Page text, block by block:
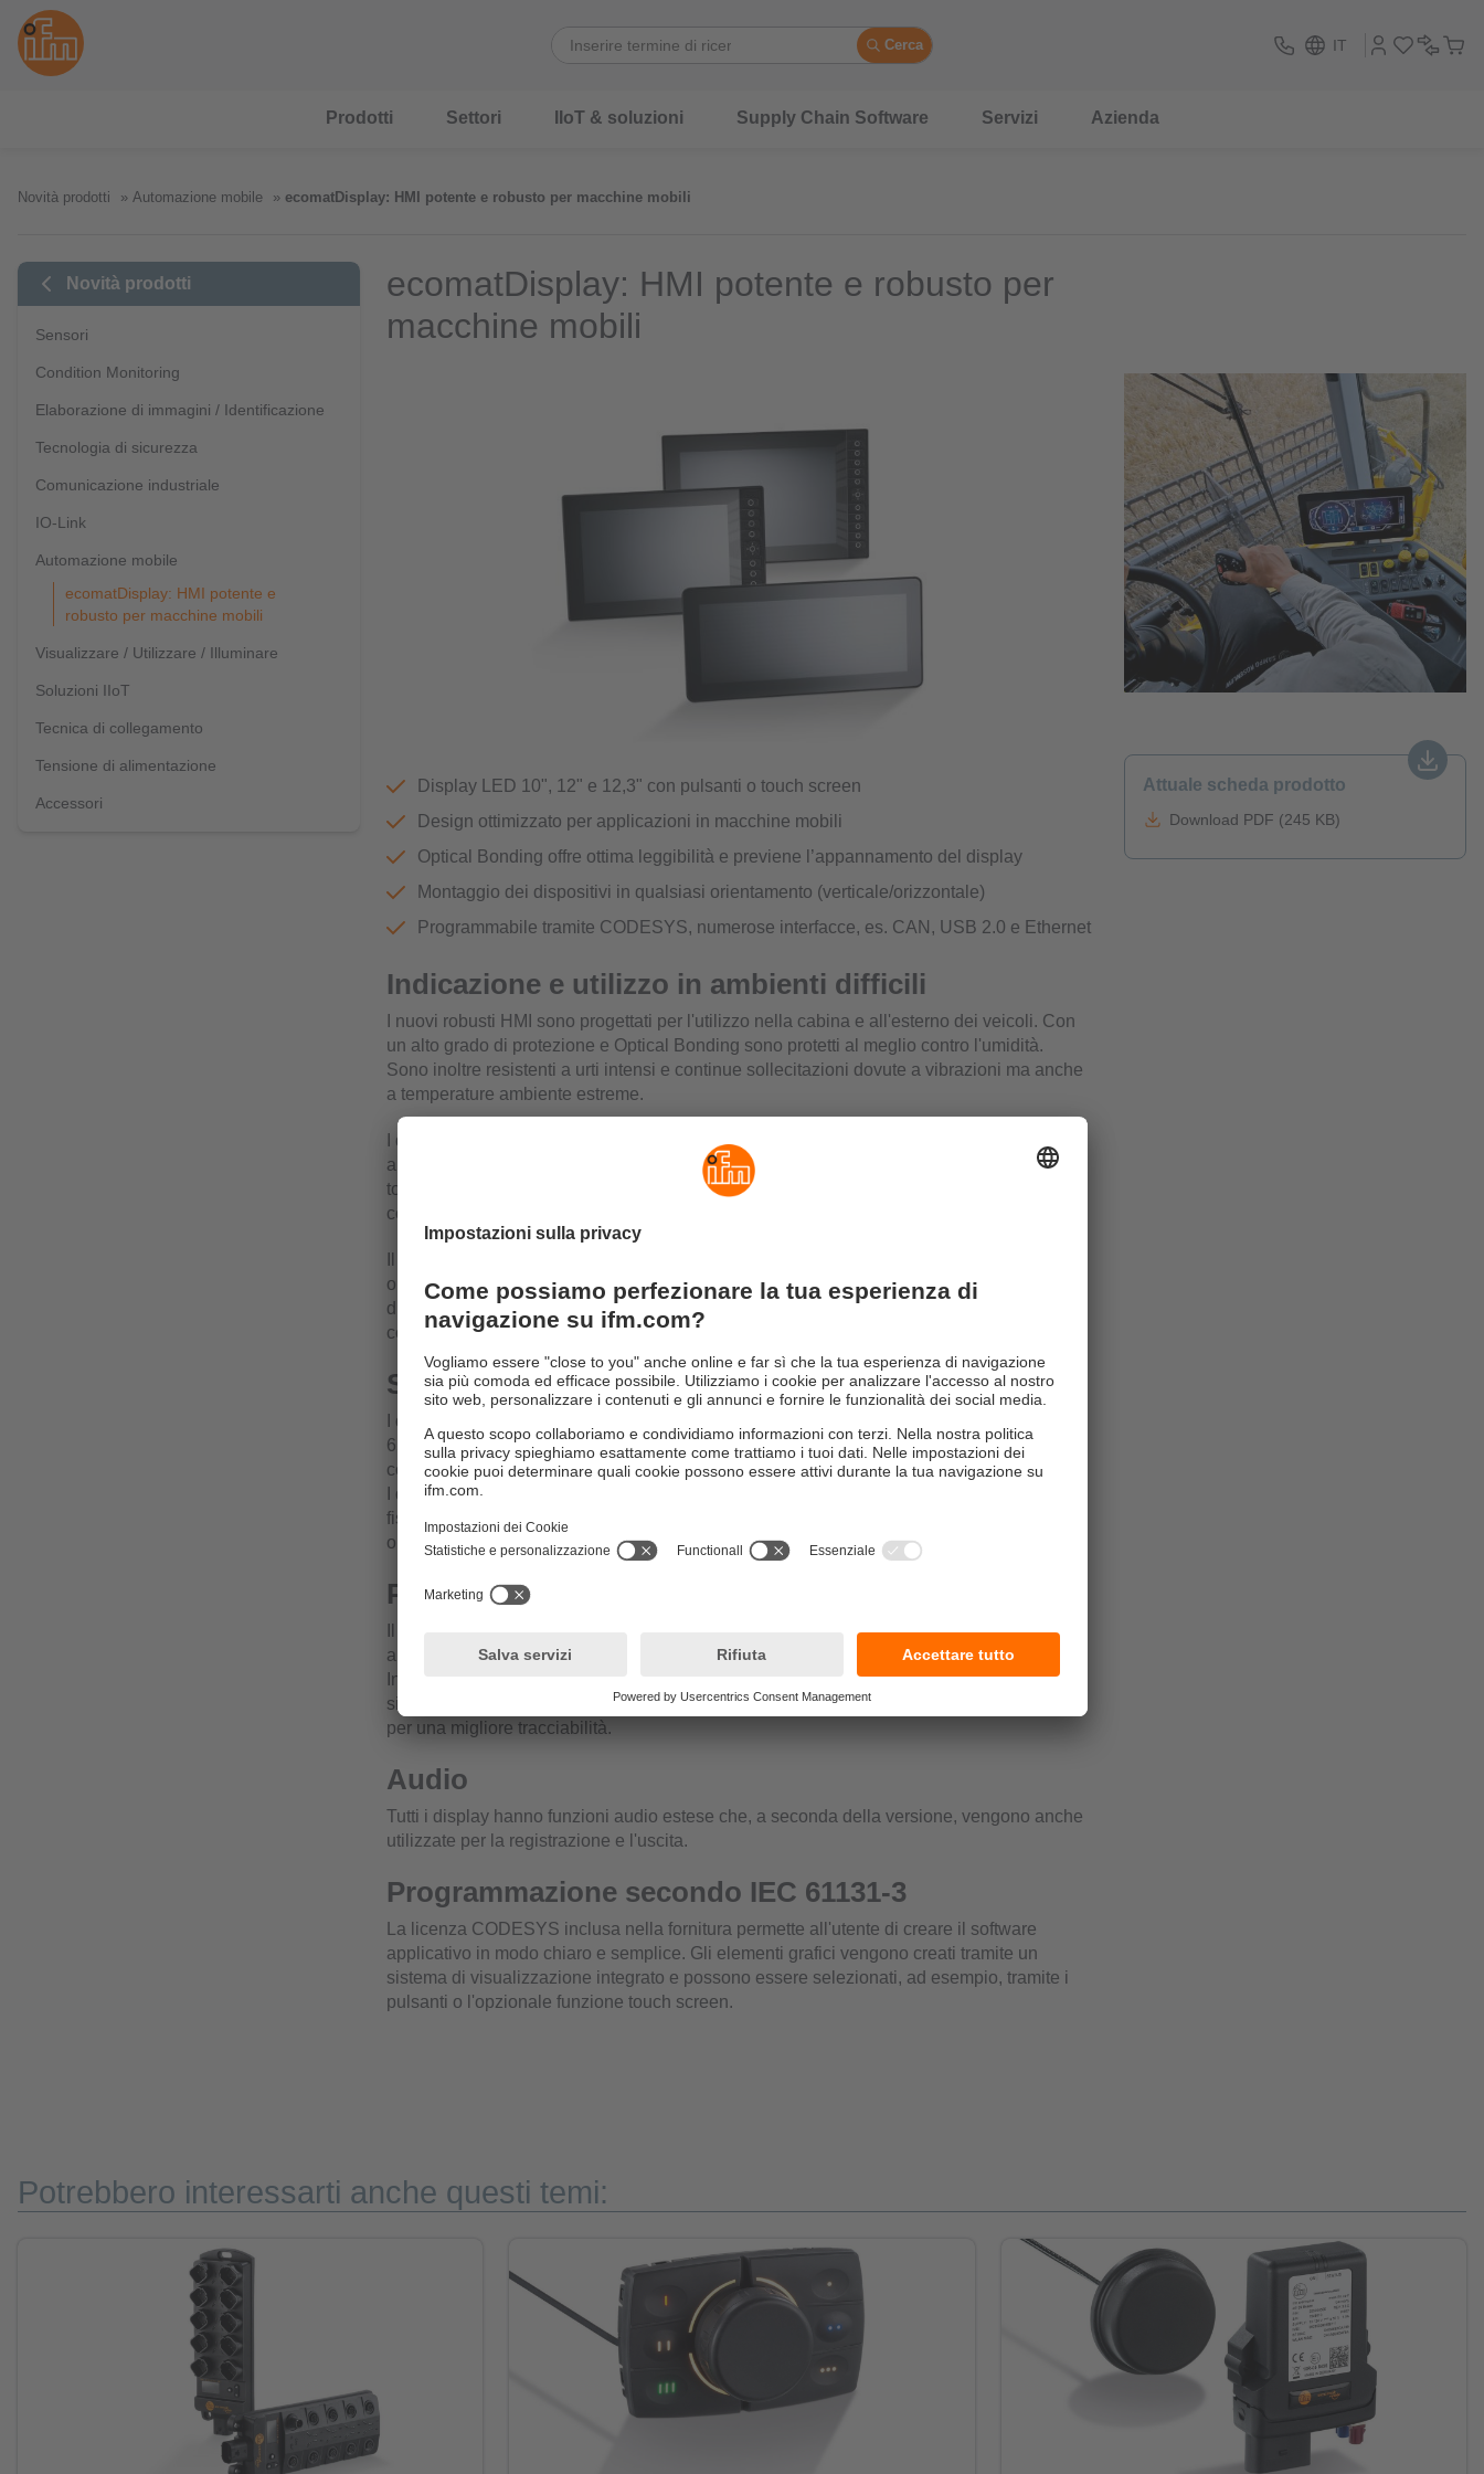
Cerca IT
Prodotti Settori IIoT & soluzioni Supply Chain Software Servizi Azienda
Novità prodotti Automazione mobile ecomatDisplay: HMI potente e robusto per macchine mobili
Novità prodotti
Sensori
Condition Monitoring
Elaborazione di immagini / Identificazione
Tecnologia di sicurezza
Comunicazione industriale
IO-Link
Automazione mobile
ecomatDisplay: HMI potente e
robusto per macchine mobili
Visualizzare / Utilizzare / Illuminare
Soluzioni IIoT
Tecnica di collegamento
Tensione di alimentazione
Accessori
ecomatDisplay: HMI potente e robusto per
macchine mobili
Display LED 10", 12" e 12,3" con pulsanti o touch screen
Design ottimizzato per applicazioni in macchine mobili
Optical Bonding offre ottima leggibilità e previene l’appannamento del display
Montaggio dei dispositivi in qualsiasi orientamento (verticale/orizzontale)
Programmabile tramite CODESYS, numerose interfacce, es. CAN, USB 2.0 e Ethernet
Indicazione e utilizzo in ambienti difficili
I nuovi robusti HMI sono progettati per l'utilizzo nella cabina e all'esterno dei veicoli. Con
un alto grado di protezione e Optical Bonding sono protetti al meglio contro l'umidità.
Sono inoltre resistenti a urti intensi e continue sollecitazioni dovute a vibrazioni ma anche
a temperature ambiente estreme.
I display a colori ad alta risoluzione offrono la migliore leggibilità possibile anche in
ambienti luminosi. Per consentirne l’uso, i dispositivi hanno pulsanti programmabili e/o un
touch screen capacitivo. Esiste anche una variante di dispositivi senza elementi di
comando per una semplice indicazione.
operative. È programmabile tramite CODESYS. Numerose interfacce sul retro del
dispositivo, ad es. CAN, video analogico, USB 2.0 e Ethernet, offrono la massima
connettività.
Struttura meccanica
I display hanno un corpo chiuso in pressofusione di alluminio con grado di protezione IP
65, IP 67. Per il collegamento vengono utilizzati connettori M12 a tenuta stagna e un
connettore AMP a 40 poli.
I display possono essere montati su superfici tramite l'affidabile e collaudato sistema di
fissaggio RAM® o montati ad incasso. I display possono essere installati con un qualsiasi
orientamento a seconda delle esigenze.
Potente elettronica
Il controller integrato da 64 bit consente una visualizzazione performante della grafica ad
alta risoluzione, l'elaborazione del programma applicativo e le funzioni del dispositivo.
Inoltre sono possibili numerose opzioni per la comunicazione e connessione con altri
sistemi e reti. Il real-time clock integrato permette di assegnare data e ora al registro dati
per una migliore tracciabilità.
Audio
Tutti i display hanno funzioni audio estese che, a seconda della versione, vengono anche
utilizzate per la registrazione e l'uscita.
Programmazione secondo IEC 61131-3
La licenza CODESYS inclusa nella fornitura permette all'utente di creare il software
applicativo in modo chiaro e semplice. Gli elementi grafici vengono creati tramite un
sistema di visualizzazione integrato e possono essere selezionati, ad esempio, tramite i
pulsanti o l'opzionale funzione touch screen.
Attuale scheda prodotto
Download PDF (245 KB)
Potrebbero interessarti anche questi temi: